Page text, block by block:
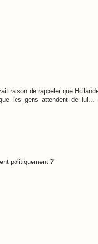
raison de rappeler que
les gens attendent de lui...
politiquement ?"